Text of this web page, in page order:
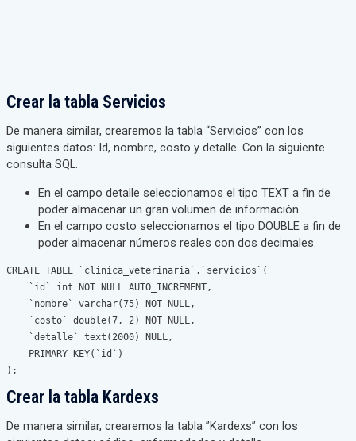
Crear la tabla Servicios
De manera similar, crearemos la tabla “Servicios” con los
siguientes datos: Id, nombre, costo y detalle. Con la siguiente
consulta SQL.
En el campo detalle seleccionamos el tipo TEXT a fin de
poder almacenar un gran volumen de información.
En el campo costo seleccionamos el tipo DOUBLE a fin de
poder almacenar números reales con dos decimales.
CREATE TABLE `clinica_veterinaria`.`servicios`(
    `id` int NOT NULL AUTO_INCREMENT,
    `nombre` varchar(75) NOT NULL,
    `costo` double(7, 2) NOT NULL,
    `detalle` text(2000) NULL,
    PRIMARY KEY(`id`)
);
Crear la tabla Kardexs
De manera similar, crearemos la tabla ”Kardexs” con los